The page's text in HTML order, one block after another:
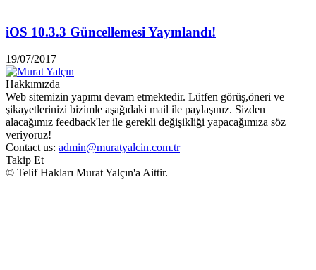
iOS 10.3.3 Güncellemesi Yayınlandı!
19/07/2017
Hakkımızda
Web sitemizin yapımı devam etmektedir. Lütfen görüş,öneri ve
şikayetlerinizi bizimle aşağıdaki mail ile paylaşınız. Sizden
alacağımız feedback'ler ile gerekli değişikliği yapacağımıza söz
veriyoruz!
Contact us: admin@muratyalcin.com.tr
Takip Et
© Telif Hakları Murat Yalçın'a Aittir.